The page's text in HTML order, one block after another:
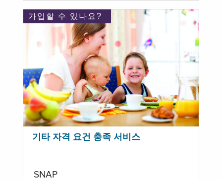
가입할 수 있나요?
기타 자격 요건 충족 서비스
SNAP